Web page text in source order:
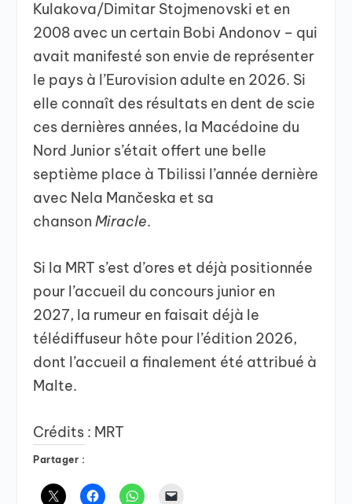
Kulakova/Dimitar Stojmenovski et en
2008 avec un certain Bobi Andonov – qui
avait manifesté son envie de représenter
le pays à l’Eurovision adulte en 2026. Si
elle connaît des résultats en dent de scie
ces dernières années, la Macédoine du
Nord Junior s’était offert une belle
septième place à Tbilissi l’année dernière
avec Nela Mančeska et sa
chansonMiracle.
Si la MRT s’est d’ores et déjà positionnée
pour l’accueil du concours junior en
2027, la rumeur en faisait déjà le
télédiffuseur hôte pour l’édition 2026,
dont l’accueil a finalement été attribué à
Malte.
Crédits : MRT
Partager :